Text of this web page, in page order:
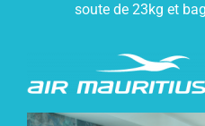
soute de 23kg et